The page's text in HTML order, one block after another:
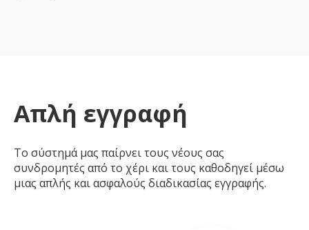
Απλή εγγραφή
Το σύστημά μας παίρνει τους νέους σας
συνδρομητές από το χέρι και τους καθοδηγεί μέσω
μιας απλής και ασφαλούς διαδικασίας εγγραφής.